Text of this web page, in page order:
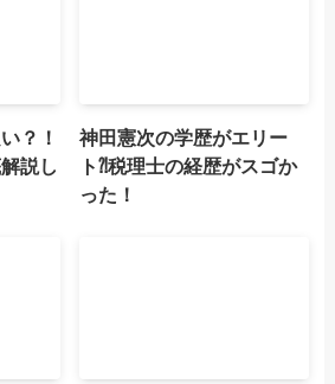
？！
説し
神田憲次の学歴がエリー
ト⁈税理士の経歴がスゴか
った！